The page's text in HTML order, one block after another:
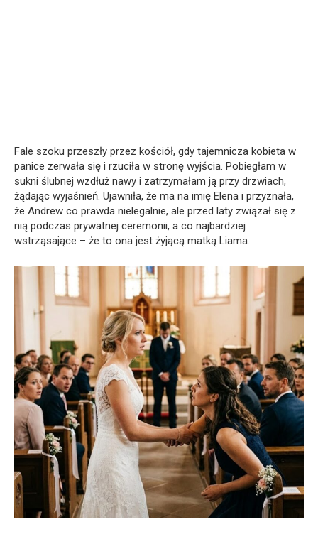
Fale szoku przeszły przez kościół, gdy tajemnicza kobieta w
panice zerwała się i rzuciła w stronę wyjścia. Pobiegłam w
sukni ślubnej wzdłuż nawy i zatrzymałam ją przy drzwiach,
żądając wyjaśnień. Ujawniła, że ma na imię Elena i przyznała,
że Andrew co prawda nielegalnie, ale przed laty związał się z
nią podczas prywatnej ceremonii, a co najbardziej
wstrząsające – że to ona jest żyjącą matką Liama.